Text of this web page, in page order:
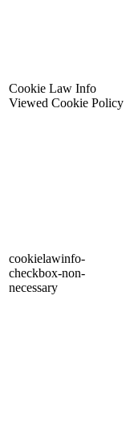
Cookie Law Info
Viewed Cookie Policy
cookielawinfo-
checkbox-non-
necessary